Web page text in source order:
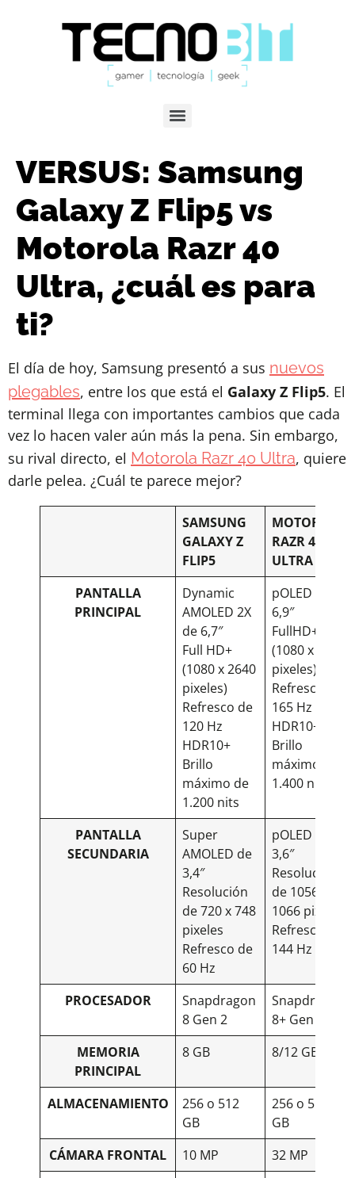
VERSUS: Samsung
Galaxy Z Flip5 vs
Motorola Razr 40
Ultra, ¿cuál es para
ti?
El día de hoy, Samsung presentó a sus nuevos
plegables, entre los que está el Galaxy Z Flip5. El
terminal llega con importantes cambios que cada
vez lo hacen valer aún más la pena. Sin embargo,
su rival directo, el Motorola Razr 40 Ultra, quiere
darle pelea. ¿Cuál te parece mejor?
SAMSUNG
GALAXY Z
FLIP5
MOTOROLA
RAZR 40
ULTRA
PANTALLA
PRINCIPAL
Dynamic
AMOLED 2X
de 6,7″
Full HD+
(1080 x 2640
pixeles)
Refresco de
120 Hz
HDR10+
Brillo
máximo de
1.200 nits
pOLED de
6,9″
FullHD+
(1080 x 2640
pixeles)
Refresco de
165 Hz
HDR10+
Brillo
máximo de
1.400 nits
PANTALLA
SECUNDARIA
Super
AMOLED de
3,4″
Resolución
de 720 x 748
pixeles
Refresco de
60 Hz
pOLED DE
3,6″
Resolución
de 1056 x
1066 pixeles
Refresco de
144 Hz
PROCESADOR
Snapdragon
8 Gen 2
Snapdragon
8+ Gen 1
MEMORIA
PRINCIPAL
8 GB 8/12 GB
ALMACENAMIENTO
256 o 512
GB
256 o 512
GB
CÁMARA FRONTAL
10 MP
32 MP